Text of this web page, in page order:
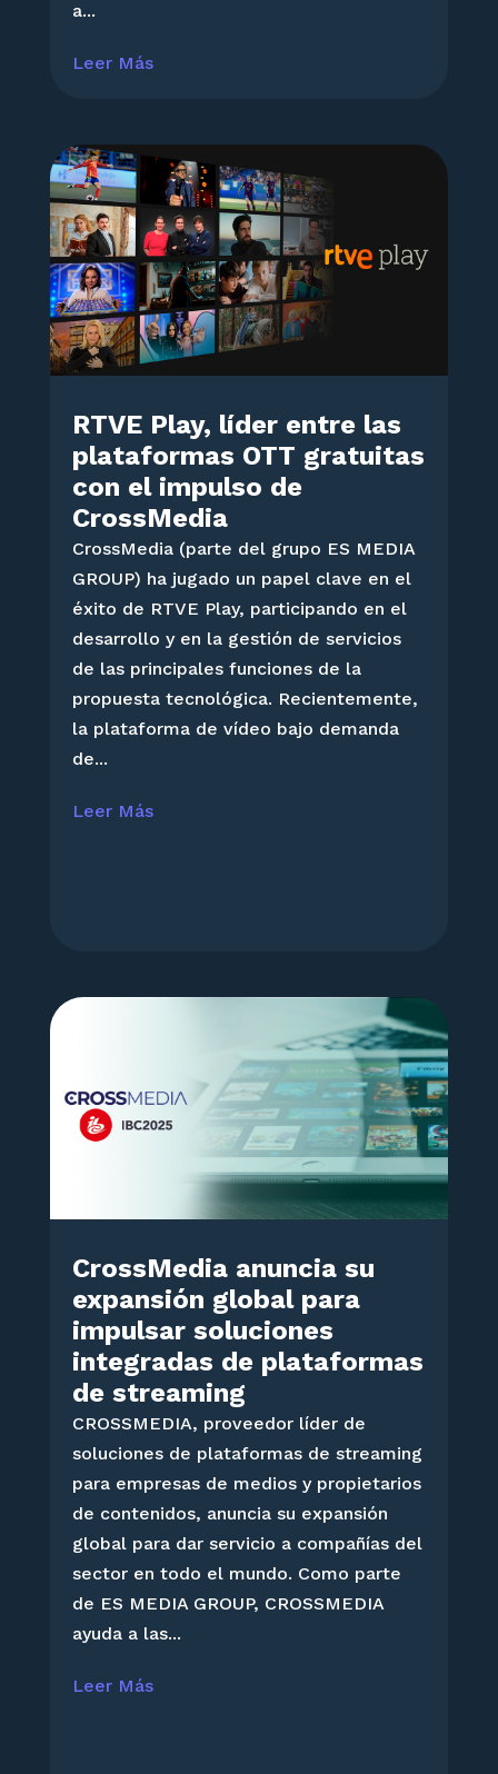
a...
Leer Más
RTVE Play, líder entre las
plataformas OTT gratuitas
con el impulso de
CrossMedia
CrossMedia (parte del grupo ES MEDIA
GROUP) ha jugado un papel clave en el
éxito de RTVE Play, participando en el
desarrollo y en la gestión de servicios
de las principales funciones de la
propuesta tecnológica. Recientemente,
la plataforma de vídeo bajo demanda
de...
Leer Más
CrossMedia anuncia su
expansión global para
impulsar soluciones
integradas de plataformas
de streaming
CROSSMEDIA, proveedor líder de
soluciones de plataformas de streaming
para empresas de medios y propietarios
de contenidos, anuncia su expansión
global para dar servicio a compañías del
sector en todo el mundo. Como parte
de ES MEDIA GROUP, CROSSMEDIA
ayuda a las...
Leer Más